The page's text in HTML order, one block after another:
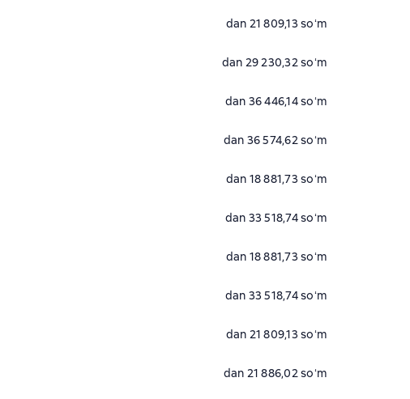
dan 21 809,13 soʻm
dan 29 230,32 soʻm
dan 36 446,14 soʻm
dan 36 574,62 soʻm
dan 18 881,73 soʻm
dan 33 518,74 soʻm
dan 18 881,73 soʻm
dan 33 518,74 soʻm
dan 21 809,13 soʻm
dan 21 886,02 soʻm